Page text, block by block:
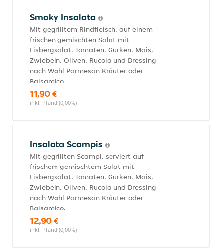
Smoky Insalata
Mit gegrilltem Rindfleisch, auf einem
frischen gemischten Salat mit
Eisbergsalat, Tomaten, Gurken, Mais,
Zwiebeln, Oliven, Rucola und Dressing
nach Wahl Parmesan Kräuter oder
Balsamico.
11,90 €
inkl. Pfand (0,00 €)
Insalata Scampis
Mit gegrillten Scampi, serviert auf
frischem gemischtem Salat mit
Eisbergsalat, Tomaten, Gurken, Mais,
Zwiebeln, Oliven, Rucola und Dressing
nach Wahl Parmesan Kräuter oder
Balsamico.
12,90 €
inkl. Pfand (0,00 €)